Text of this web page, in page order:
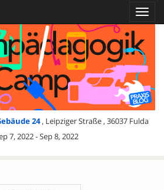
24 , Leipziger Straße , 36037 Fulda
7, 2022 - Sep 8, 2022